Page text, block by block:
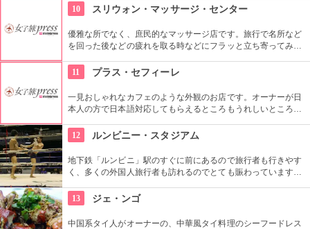
並べらています。
10 スリウォン・マッサージ・センター
優雅な所でなく、庶民的なマッサージ店です。旅行で名所など
を回った後などの疲れを取る時などにフラッと立ち寄ってみる
確かです。
11 プラス・セフィーレ
一見おしゃれなカフェのような外観のお店です。オーナーが日
本人の方で日本語対応してもらえるところもうれしいところで
も人気です。
12 ルンビニー・スタジアム
地下鉄「ルンビニ」駅のすぐに前にあるので旅行者も行きやす
く、多くの外国人旅行者も訪れるのでとても賑わっています。
的なファンで盛り上がるこのスタジアムで一緒に盛りあがろ
う。
13 ジェ・ンゴ
中国系タイ人がオーナーの、中華風タイ料理のシーフードレス